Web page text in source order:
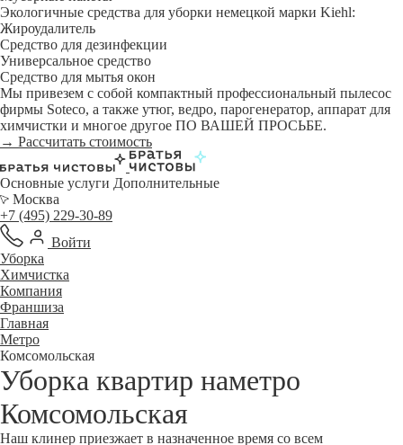
Экологичные средства для уборки немецкой марки Kiehl:
Жироудалитель
Средство для дезинфекции
Универсальное средство
Средство для мытья окон
Мы привезем с собой компактный профессиональный пылесос
фирмы Soteco, а также утюг, ведро, парогенератор, аппарат для
химчистки и многое другое ПО ВАШЕЙ ПРОСЬБЕ.
→ Рассчитать стоимость
Основные услуги Дополнительные
Москва
+7 (495) 229-30-89
Войти
Уборка
Химчистка
Компания
Франшиза
Главная
Метро
Комсомольская
Уборка квартир наметро
Комсомольская
Наш клинер приезжает в назначенное время со всем